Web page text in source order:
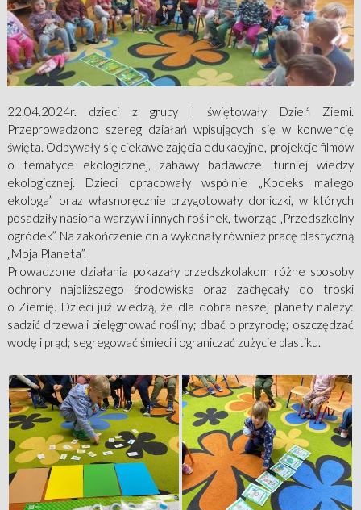
22.04.2024r. dzieci z grupy I świętowały Dzień Ziemi.
Przeprowadzono szereg działań wpisujących się w konwencję
święta. Odbywały się ciekawe zajęcia edukacyjne, projekcje filmów
o tematyce ekologicznej, zabawy badawcze, turniej wiedzy
ekologicznej. Dzieci opracowały wspólnie „Kodeks małego
ekologa” oraz własnoręcznie przygotowały doniczki, w których
posadziły nasiona warzyw i innych roślinek, tworząc „Przedszkolny
ogródek”. Na zakończenie dnia wykonały również pracę plastyczną
„Moja Planeta”.
Prowadzone działania pokazały przedszkolakom różne sposoby
ochrony najbliższego środowiska oraz zachęcały do troski
o Ziemię. Dzieci już wiedzą, że dla dobra naszej planety należy:
sadzić drzewa i pielęgnować rośliny; dbać o przyrodę; oszczędzać
wodę i prąd; segregować śmieci i ograniczać zużycie plastiku.